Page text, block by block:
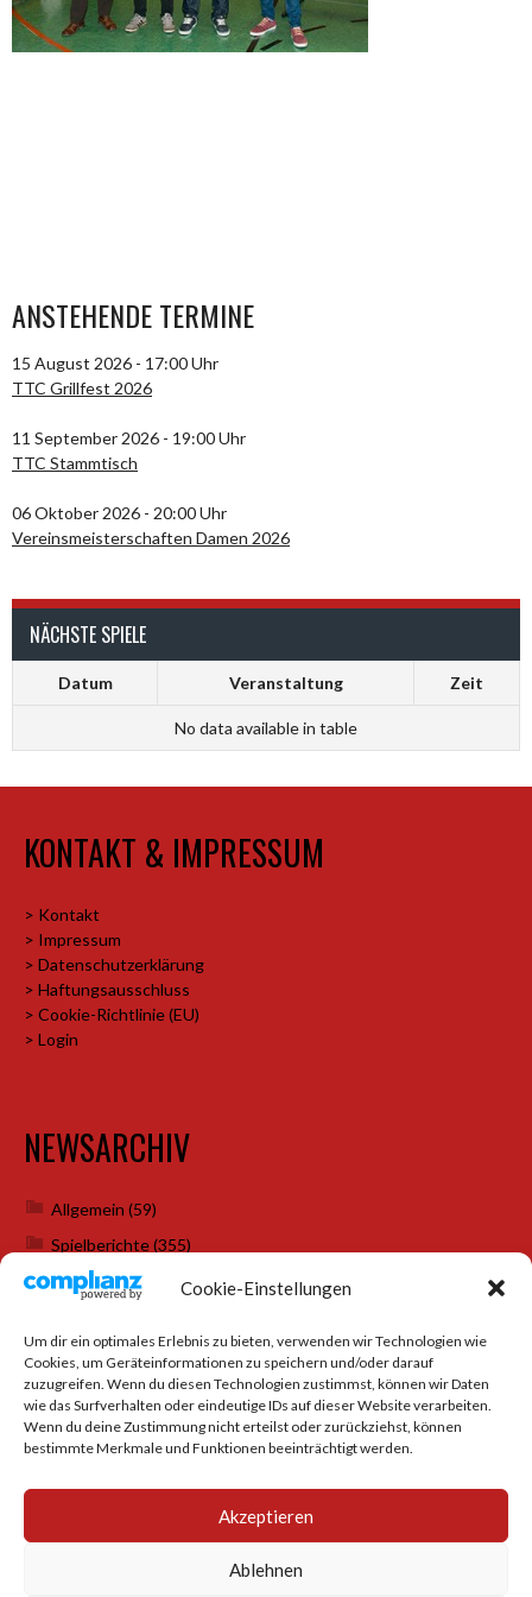
Cookie-Einstellungen
Um dir ein optimales Erlebnis zu bieten, verwenden wir Technologien wie
Cookies, um Geräteinformationen zu speichern und/oder darauf
zuzugreifen. Wenn du diesen Technologien zustimmst, können wir Daten
wie das Surfverhalten oder eindeutige IDs auf dieser Website verarbeiten.
Wenn du deine Zustimmung nicht erteilst oder zurückziehst, können
bestimmte Merkmale und Funktionen beeinträchtigt werden.
Akzeptieren
Ablehnen
ANSTEHENDE TERMINE
15 August 2026 - 17:00 Uhr
TTC Grillfest 2026
11 September 2026 - 19:00 Uhr
TTC Stammtisch
06 Oktober 2026 - 20:00 Uhr
Vereinsmeisterschaften Damen 2026
NÄCHSTE SPIELE
Datum Veranstaltung Zeit
No data available in table
KONTAKT & IMPRESSUM
> Kontakt
> Impressum
> Datenschutzerklärung
> Haftungsausschluss
> Cookie-Richtlinie (EU)
> Login
NEWSARCHIV
Allgemein (59)
Spielberichte(355)
Weihnachtsfeiern(7)
SOCIAL MEDIA